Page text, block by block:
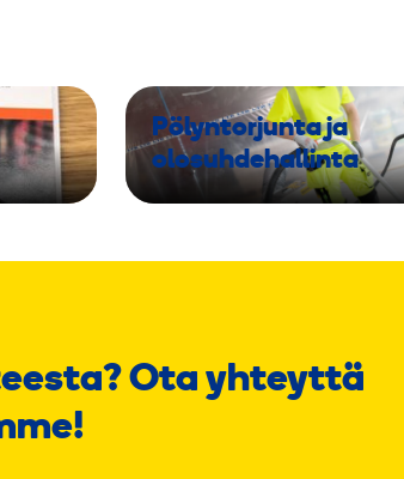
Pölyntorjunta ja
olosuhdehallinta
Ota yhteyttä